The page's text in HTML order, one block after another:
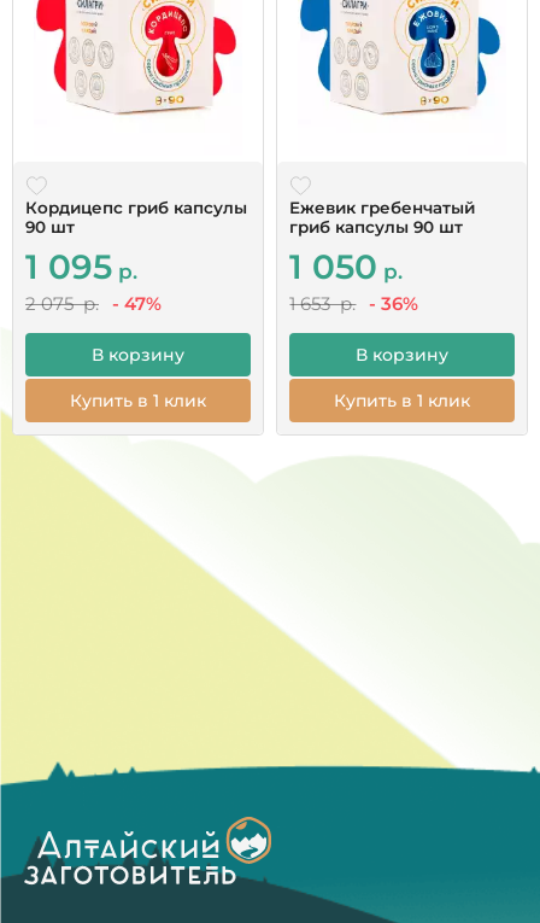
помощь всем.
Читать все отзывы
Кордицепс гриб капсулы
90 шт
1 095р.
2 075 р. - 47%
В корзину
Купить в 1 клик
Ежевик гребенчатый
гриб капсулы 90 шт
1 050р.
1 653 р. - 36%
В корзину
Купить в 1 клик